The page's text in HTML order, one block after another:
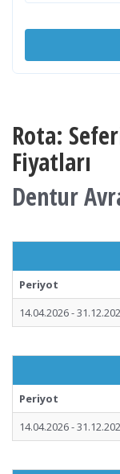
Rota:
Fiyatları
Dentur
Periyot
14.04.2026 -
Periyot
14.04.2026 -